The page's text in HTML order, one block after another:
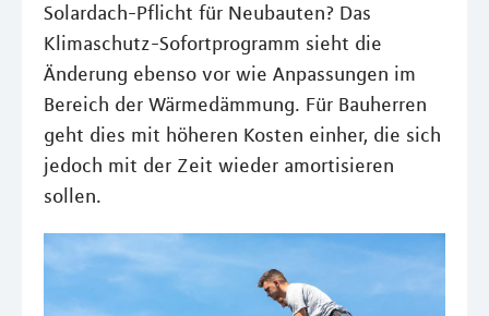
Solardach-Pflicht für Neubauten? Das
Klimaschutz-Sofortprogramm sieht die
Änderung ebenso vor wie Anpassungen im
Bereich der Wärmedämmung. Für Bauherren
geht dies mit höheren Kosten einher, die sich
jedoch mit der Zeit wieder amortisieren
sollen.